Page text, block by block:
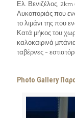
Ελ. Βενιζέλος,
Λυκοποριάς που
το λιμάνι της που
Κατά μήκος του
καλοκαιρινά
ταβέρνες -
Photo Gallery